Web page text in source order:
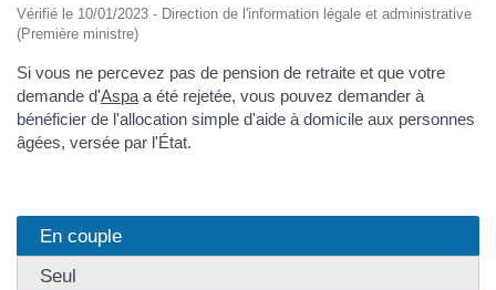
Vérifié le 10/01/2023 - Direction de l'information légale et administrative
(Première ministre)
Si vous ne percevez pas de pension de retraite et que votre
demande d'Aspa a été rejetée, vous pouvez demander à
bénéficier de l'allocation simple d'aide à domicile aux personnes
âgées, versée par l'État.
En couple
Seul